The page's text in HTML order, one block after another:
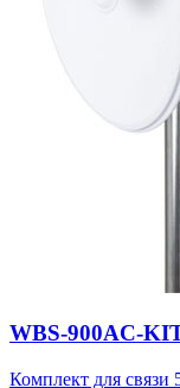
WBS-900AC-
Комплект для связи